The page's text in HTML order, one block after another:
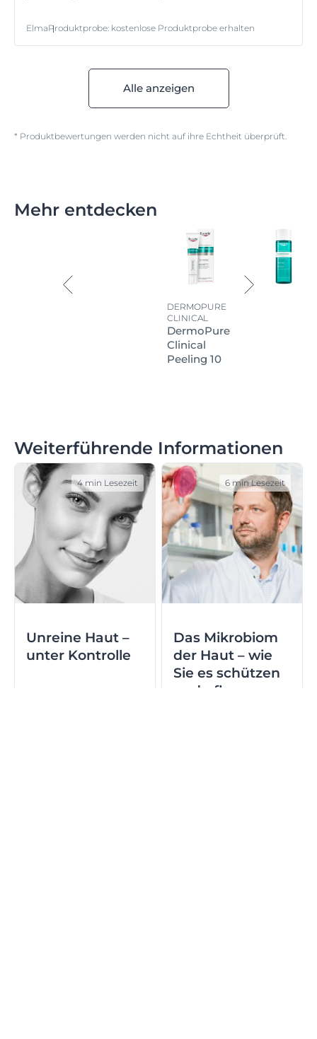
ElmaProduktprobe: kostenlose Produktprobe erhalten
Alle anzeigen
* Produktbewertungen werden nicht auf ihre Echtheit überprüft.
Mehr entdecken
DERMOPURE
CLINICAL
DermoPure
Clinical
Peeling 10
Weiterführende Informationen
Unreine Haut –
unter Kontrolle
4 min Lesezeit
Das Mikrobiom
der Haut – wie
Sie es schützen
und pflegen
6 min Lesezeit